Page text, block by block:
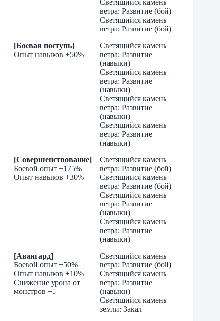
Светящийся камень
ветра: Развитие (бой)
Светящийся камень
ветра: Развитие (бой)
[Боевая поступь]
Опыт навыков +50%
Светящийся камень
ветра: Развитие
(навыки)
Светящийся камень
ветра: Развитие
(навыки)
Светящийся камень
ветра: Развитие
(навыки)
Светящийся камень
ветра: Развитие
(навыки)
[Совершенствование]
Боевой опыт +175%
Опыт навыков +30%
Светящийся камень
ветра: Развитие (бой)
Светящийся камень
ветра: Развитие (бой)
Светящийся камень
ветра: Развитие
(навыки)
Светящийся камень
ветра: Развитие
(навыки)
[Авангард]
Боевой опыт +50%
Опыт навыков +10%
Снижение урона от
монстров +5
Светящийся камень
ветра: Развитие (бой)
Светящийся камень
ветра: Развитие
(навыки)
Светящийся камень
земли: Закал